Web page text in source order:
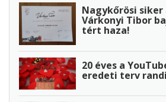
Nagykőrösi siker
Várkonyi Tibor
tért haza!
20 éves a
eredeti terv